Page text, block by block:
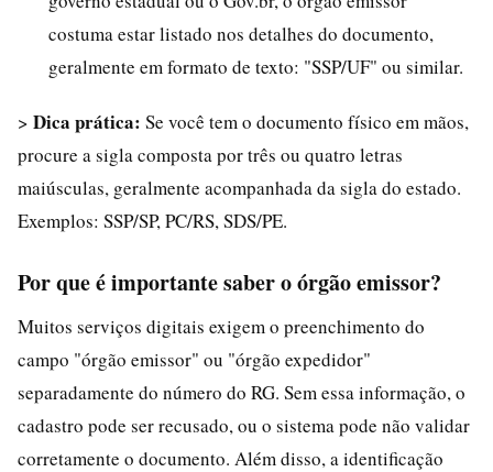
costuma estar listado nos detalhes do documento,
geralmente em formato de texto: "SSP/UF" ou similar.
> Dica prática: Se você tem o documento físico em mãos,
procure a sigla composta por três ou quatro letras
maiúsculas, geralmente acompanhada da sigla do estado.
Exemplos: SSP/SP, PC/RS, SDS/PE.
Por que é importante saber o órgão emissor?
Muitos serviços digitais exigem o preenchimento do
campo "órgão emissor" ou "órgão expedidor"
separadamente do número do RG. Sem essa informação, o
cadastro pode ser recusado, ou o sistema pode não validar
corretamente o documento. Além disso, a identificação